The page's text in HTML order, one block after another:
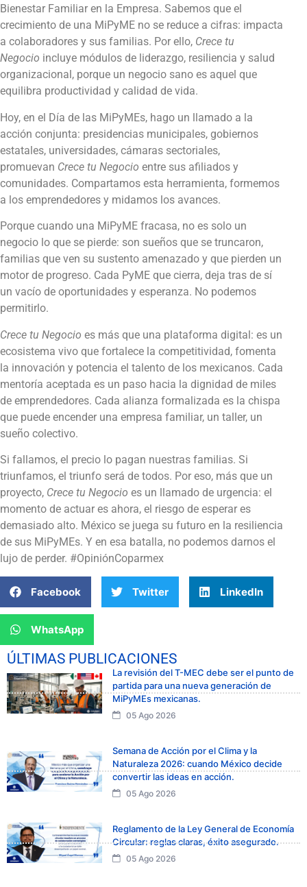
Bienestar Familiar en la Empresa. Sabemos que el
crecimiento de una MiPyME no se reduce a cifras: impacta
a colaboradores y sus familias. Por ello, Crece tu
Negocio incluye módulos de liderazgo, resiliencia y salud
organizacional, porque un negocio sano es aquel que
equilibra productividad y calidad de vida.
Hoy, en el Día de las MiPyMEs, hago un llamado a la
acción conjunta: presidencias municipales, gobiernos
estatales, universidades, cámaras sectoriales,
promuevan Crece tu Negocio entre sus afiliados y
comunidades. Compartamos esta herramienta, formemos
a los emprendedores y midamos los avances.
Porque cuando una MiPyME fracasa, no es solo un
negocio lo que se pierde: son sueños que se truncaron,
familias que ven su sustento amenazado y que pierden un
motor de progreso. Cada PyME que cierra, deja tras de sí
un vacío de oportunidades y esperanza. No podemos
permitirlo.
Crece tu Negocio es más que una plataforma digital: es un
ecosistema vivo que fortalece la competitividad, fomenta
la innovación y potencia el talento de los mexicanos. Cada
mentoría aceptada es un paso hacia la dignidad de miles
de emprendedores. Cada alianza formalizada es la chispa
que puede encender una empresa familiar, un taller, un
sueño colectivo.
Si fallamos, el precio lo pagan nuestras familias. Si
triunfamos, el triunfo será de todos. Por eso, más que un
proyecto, Crece tu Negocio es un llamado de urgencia: el
momento de actuar es ahora, el riesgo de esperar es
demasiado alto. México se juega su futuro en la resiliencia
de sus MiPyMEs. Y en esa batalla, no podemos darnos el
lujo de perder. #OpiniónCoparmex
Facebook Twitter LinkedIn
WhatsApp
ÚLTIMAS PUBLICACIONES
La revisión del T-MEC debe ser el punto de
partida para una nueva generación de
MiPyMEs mexicanas.
05 Ago 2026
Semana de Acción por el Clima y la
Naturaleza 2026: cuando México decide
convertir las ideas en acción.
05 Ago 2026
Reglamento de la Ley General de Economía
Circular: reglas claras, éxito asegurado.
05 Ago 2026